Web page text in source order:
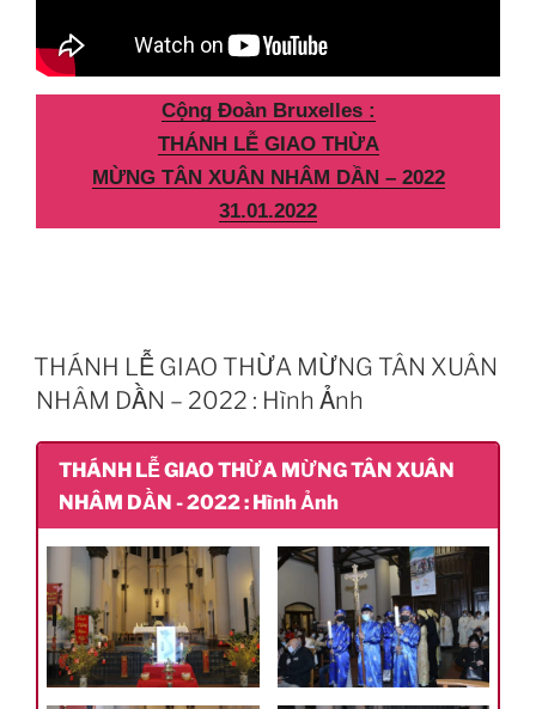
Cộng Đoàn Bruxelles :
THÁNH LỄ GIAO THỪA
MỪNG TÂN XUÂN NHÂM DẦN – 2022
31.01.2022
THÁNH LỄ GIAO THỪA MỪNG TÂN XUÂN
NHÂM DẦN – 2022 : Hình Ảnh
THÁNH LỄ GIAO THỪA MỪNG TÂN XUÂN
NHÂM DẦN - 2022 : Hình Ảnh